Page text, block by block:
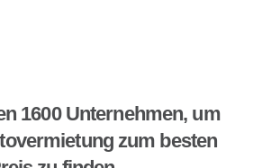
1600 Unternehmen, um
zum besten